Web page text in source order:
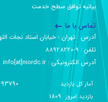
بیانیه توافق سطح خدمت
تماس با ما
آدرس :‌ تهران - خیابان استاد نجات
تلفن :‌ 9-88928220
آدرس الکترونیکی :‌ info[at]niordc.ir
آمار کل بازدید
بازديد امروز 1809